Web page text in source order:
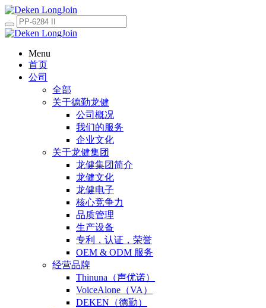
Menu
首页
公司
全部
关于德勤龙健
公司概况
我们的服务
企业文化
关于龙健集团
龙健集团简介
龙健文化
龙健电子
核心竞争力
品质管理
生产设备
专利，认证，荣誉
OEM & ODM 服务
经营品牌
Thinuna（声优诺）
VoiceAlone（VA）
DEKEN（德勤）